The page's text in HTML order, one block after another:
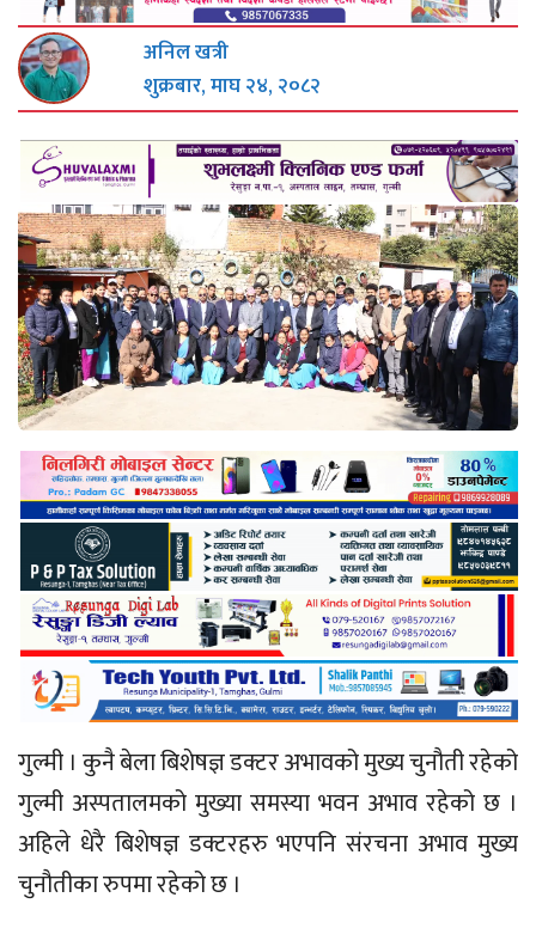
अनिल खत्री
शुक्रबार, माघ २४, २०८२
गुल्मी । कुनै बेला बिशेषज्ञ डक्टर अभावको मुख्य चुनौती रहेको
गुल्मी अस्पतालमको मुख्या समस्या भवन अभाव रहेको छ ।
अहिले धेरै बिशेषज्ञ डक्टरहरु भएपनि संरचना अभाव मुख्य
चुनौतीका रुपमा रहेको छ ।